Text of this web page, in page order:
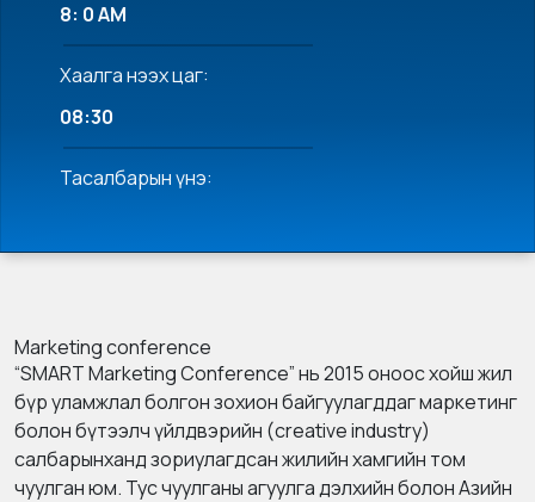
8: 0 AM
Хаалга нээх цаг:
08:30
Тасалбарын үнэ:
Marketing conference
“SMART Marketing Conference” нь 2015 оноос хойш жил
бүр уламжлал болгон зохион байгуулагддаг маркетинг
болон бүтээлч үйлдвэрийн (creative industry)
салбарынханд зориулагдсан жилийн хамгийн том
чуулган юм. Тус чуулганы агуулга дэлхийн болон Азийн